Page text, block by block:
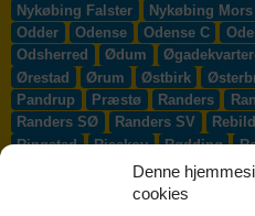
Denne
cookies
Nykøbing Falster
Nykøbing Mors
Odder
Odense Odense C
Odsherred
Ødum
Ørestad
Ørum Østbirk
Pandrup
Præstø Randers
Randers SØ
Randers SV Rebild
Ringsted
Risskov Rødding
Rønnede Roskilde
Ry Ryomgård